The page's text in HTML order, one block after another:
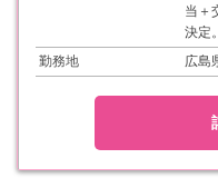
当＋
決定。
勤務地
広島